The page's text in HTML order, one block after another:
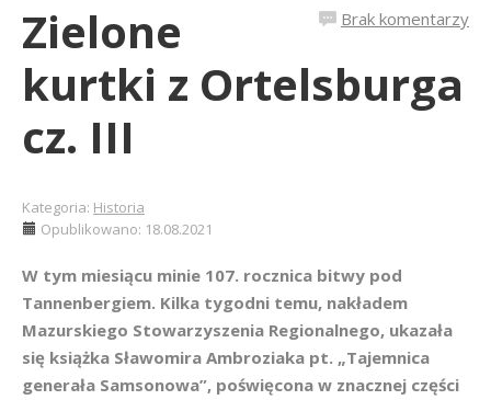
Brak komentarzy
Zielone
kurtki z Ortelsburga
cz. III
Kategoria: Historia
Opublikowano: 18.08.2021
W tym miesiącu minie 107. rocznica bitwy pod
Tannenbergiem. Kilka tygodni temu, nakładem
Mazurskiego Stowarzyszenia Regionalnego, ukazała
się książka Sławomira Ambroziaka pt. „Tajemnica
generała Samsonowa”, poświęcona w znacznej części